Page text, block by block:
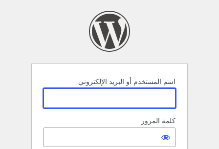
اسم المستخدم أو البريد الإلكتروني
كلمة المرور